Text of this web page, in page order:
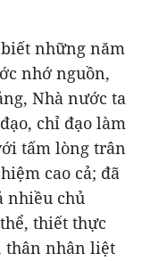
những năm
nhớ nguồn,
Nhà nước ta
chỉ đạo làm
tấm lòng trân
cao cả; đã
nhiều chủ
thiết thực
thân nhân liệt